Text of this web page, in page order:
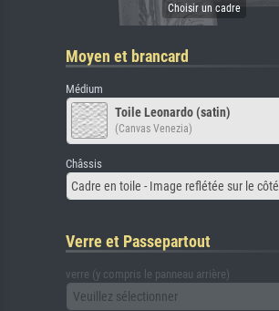
Moyen et brancard
Médium
Toile Leonardo (satin)
(Canvas Venezia)
Châssis
Cadre en toile - Image reflétée sur le côté
Verre et Passepartout
verre (y compris le panneau arrière)
Veuillez sélectionner